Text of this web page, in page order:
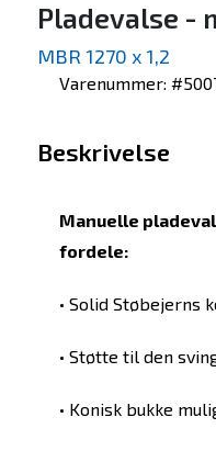
Pladevalse -
MBR 1270 x 1,2
Varenummer:
Beskrivelse
Manuelle
fordele:
• Solid Støbejerns
• Støtte til den
• Konisk bukke